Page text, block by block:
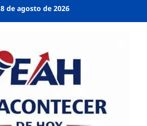
8 de agosto de 2026